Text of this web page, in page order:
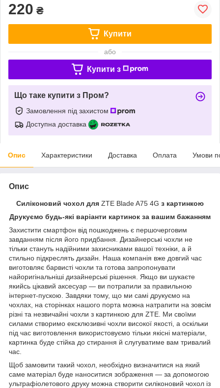
220 ₴
Купити
або
Купити з
Що таке купити з Пром?
Замовлення під захистом
Доступна доставка
Опис Характеристики Доставка Оплата Умови
Опис
Силіконовий чохол для ZTE Blade A75 4G з картинкою
Друкуємо будь-які варіанти картинок за вашим бажанням
Захистити смартфон від пошкоджень є першочерговим
завданням після його придбання. Дизайнерські чохли не
тільки стануть надійними захисниками вашої техніки, а й
стильно підкреслять дизайн. Наша компанія вже довгий час
виготовляє барвисті чохли та готова запропонувати
найоригінальніші дизайнерські рішення. Якщо ви шукаєте
якийсь цікавий аксесуар — ви потрапили за правильною
інтернет-пускою. Завдяки тому, що ми самі друкуємо на
чохлах, на сторінках нашого порта можна натрапити на зовсім
різні та незвичайні чохли з картинкою для ZTE. Ми своїми
силами створимо ексклюзивні чохли високої якості, а оскільки
під час виготовлення використовуємо тільки якісні матеріали,
картинка буде стійка до стирання й слугуватиме вам тривалий
час.
Щоб замовити такий чохол, необхідно визначитися на який
саме матеріал буде наноситися зображення — за допомогою
ультрафіолетового друку можна створити силіконовий чохол із